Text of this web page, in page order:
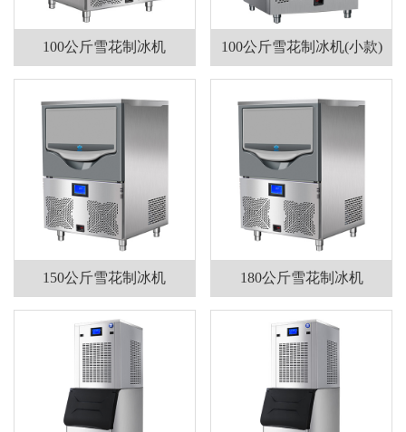
100公斤雪花制冰机 100公斤雪花制冰机(小款)
150公斤雪花制冰机 180公斤雪花制冰机